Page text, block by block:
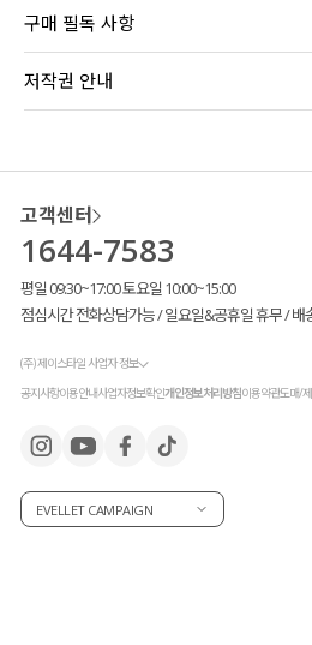
구매 필독 사항
저작권 안내
고객센터
1644-7583
평일 09:30~17:00 토요일 10:00~15:00
점심시간 전화상담가능 / 일요일&공휴일 휴무 / 배
(주) 제이스타일 사업자 정보
공지사항이용안내사업자정보확인개인정보처리방침이용약관도매/
EVELLET CAMPAIGN